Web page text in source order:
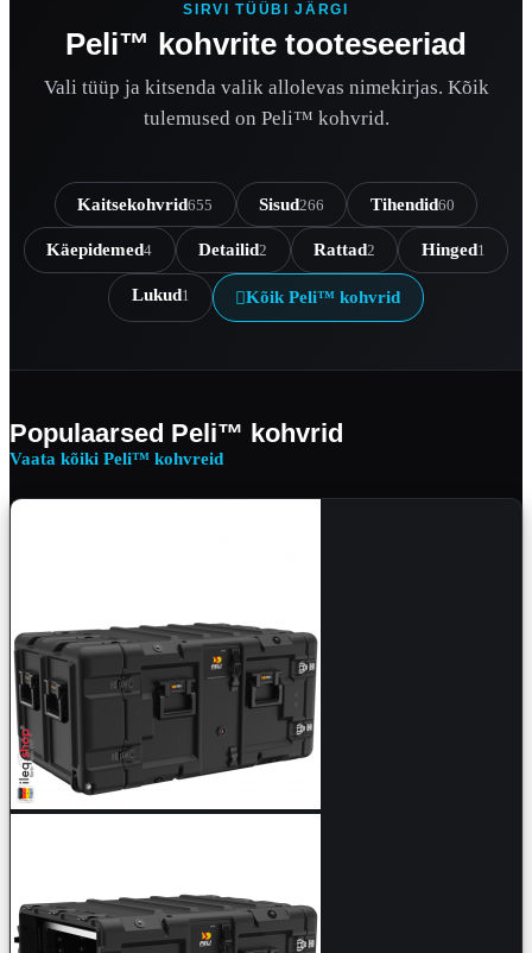
SIRVI TÜÜBI JÄRGI
Peli™ kohvrite tooteseeriad
Vali tüüp ja kitsenda valik allolevas nimekirjas. Kõik
tulemused on Peli™ kohvrid.
Kaitsekohvrid655 Sisud266 Tihendid60
Käepidemed4 Detailid2 Rattad2 Hinged1
Lukud1 Kõik Peli™ kohvrid
Populaarsed Peli™ kohvrid
Vaata kõiki Peli™ kohvreid